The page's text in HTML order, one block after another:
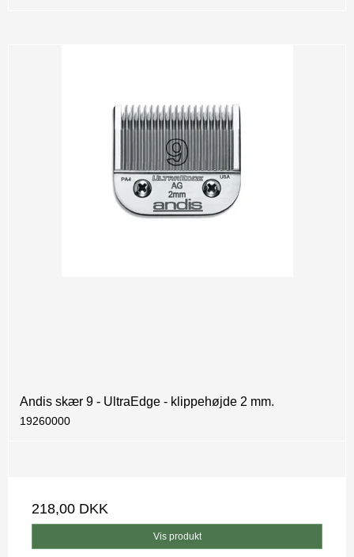
Andis skær 9 - UltraEdge - klippehøjde 2 mm.
19260000
218,00 DKK
Vis produkt